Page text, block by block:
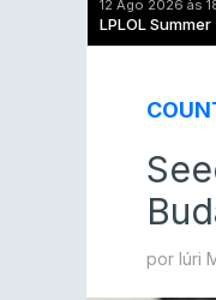
12 Ago 2026 às
LPLOL Summer
por Iúri